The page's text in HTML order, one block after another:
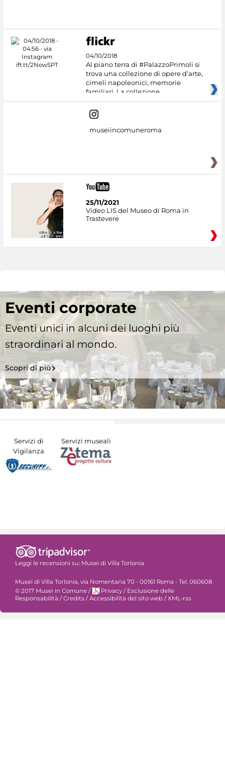
04/10/2018
Al piano terra di #PalazzoPrimoli si
trova una collezione di opere d’arte,
cimeli napoleonici, memorie
familiari. La collezione
museiincomuneroma
25/11/2021
Video LIS del Museo di Roma in
Trastevere
Eventi corporate
Eventi unici in alcuni dei luoghi più
straordinari al mondo.
Scopri di più
Servizi di
Vigilanza
Servizi museali
Leggi le recensioni su: Musei di Villa Torlonia
Musei di Villa Torlonia, via Nomentana 70 - 00161 Roma - Tel. 060608
© 2017 Musei in Comune / Privacy / Esclusione delle
Responsabilità / Credits / Accessibilità del sito web / XML-rss